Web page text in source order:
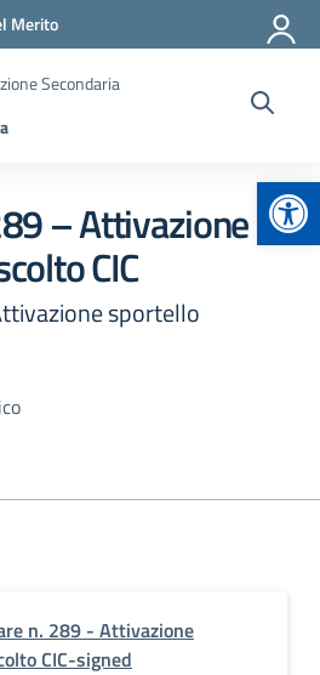
Merito
Secondaria
– Attivazione
CIC
sportello
n. 289 - Attivazione
CIC-signed